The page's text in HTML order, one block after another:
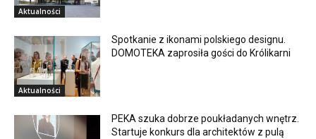
Aktualności
Aktualności
Spotkanie z ikonami polskiego designu.
DOMOTEKA zaprosiła gości do Królikarni
PEKA szuka dobrze poukładanych wnętrz.
Startuje konkurs dla architektów z pulą